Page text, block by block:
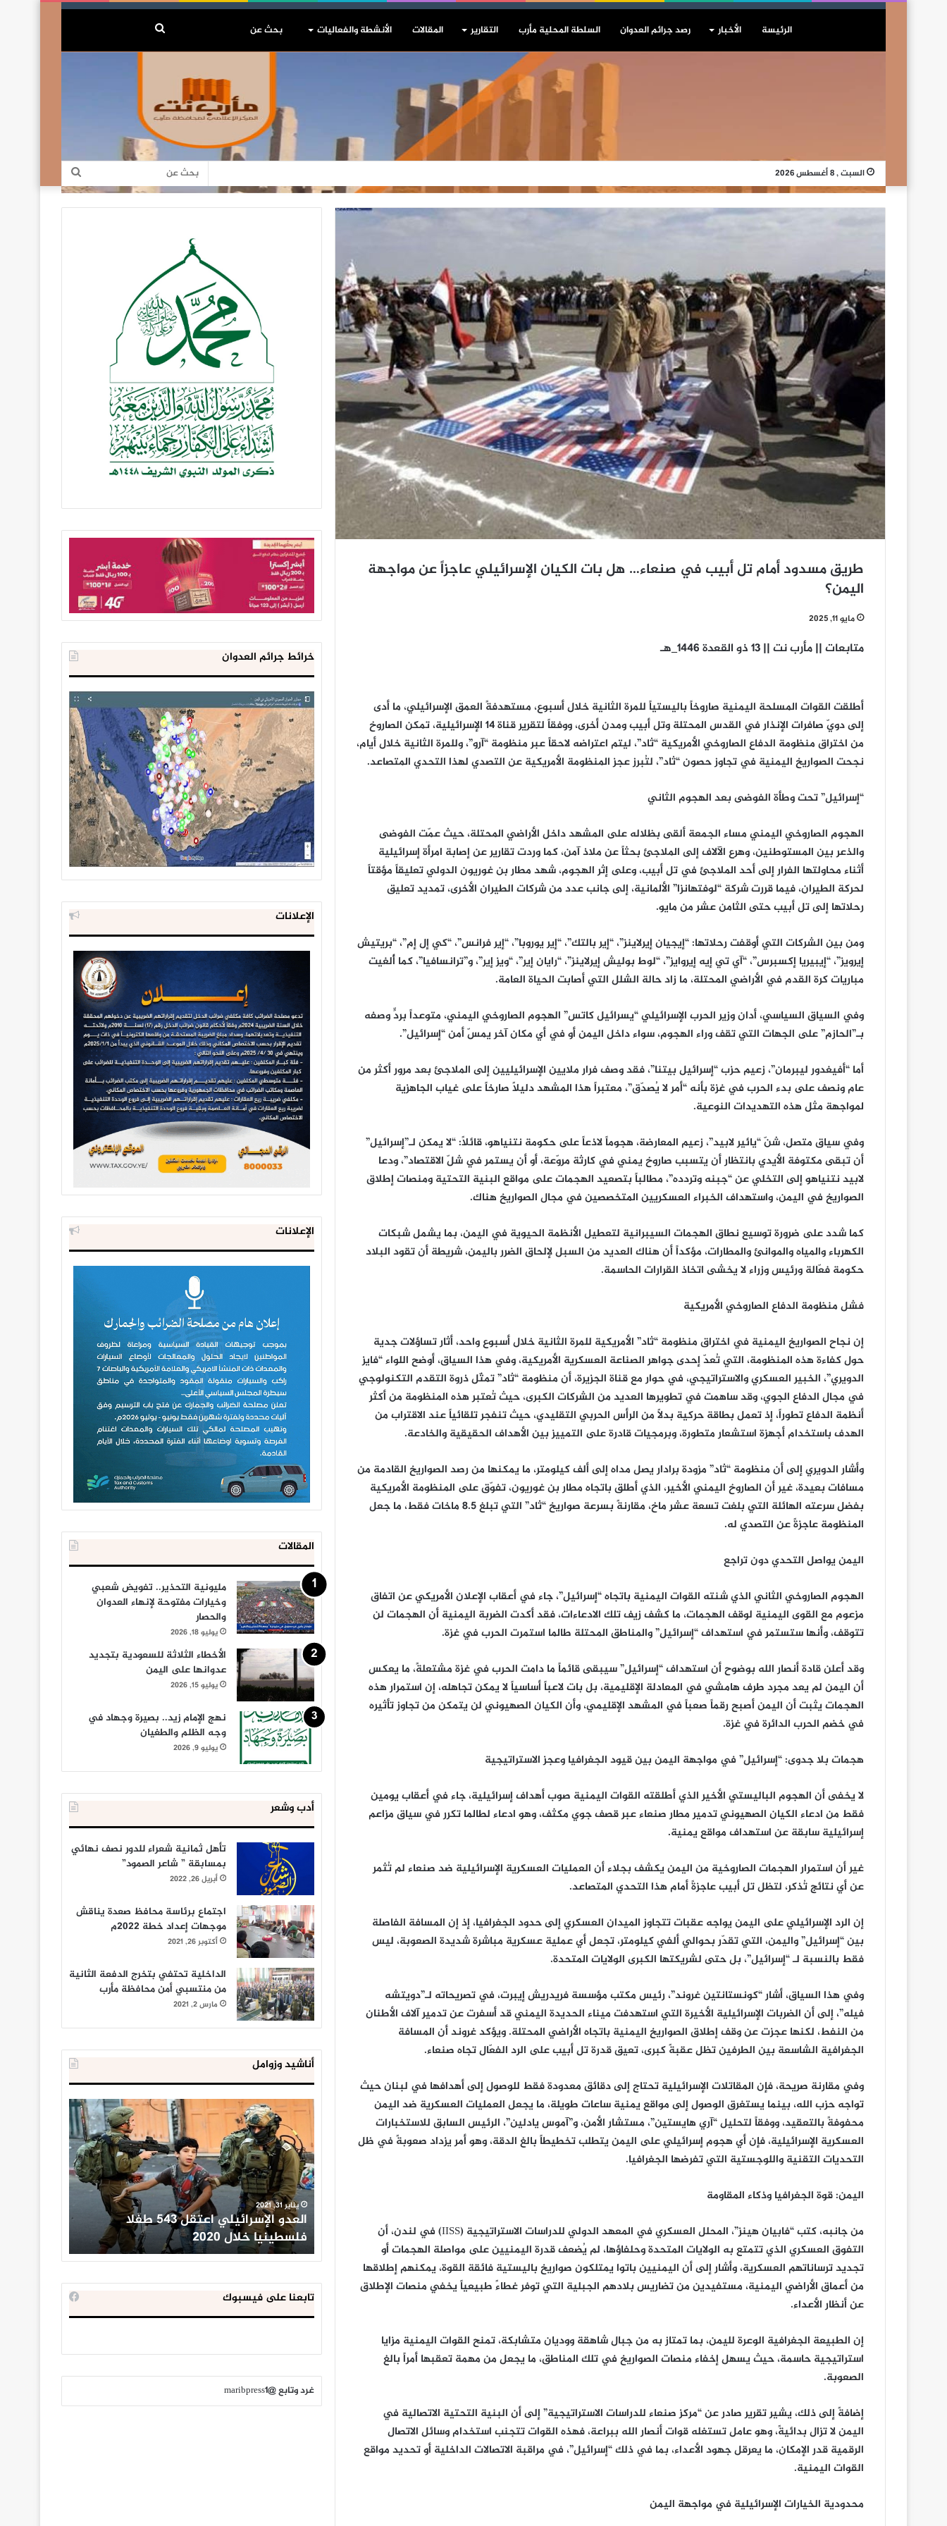
الرئيسة الأخبار رصد جرائم العدوان السلطة المحلية مأرب التقارير المقالات الأنشطة والفعاليات بحث
السبت , 8 أغسطس 2026
بحث
عن
طريق مسدود أمام تل أبيب في صنعاء… هل بات الکيان الإسرائيلي عاجزاً عن مواجهة
اليمن؟
مايو 11, 2025
متابعات || مأرب نت || 13 ذو القعدة 1446_ه‍ـ
أطلقت القوات المسلحة اليمنية صاروخاً باليستياً للمرة الثانية خلال أسبوع، مستهدفةً العمق الإسرائيلي، ما أدى
إلى دويّ صافرات الإنذار في القدس المحتلة وتل أبيب ومدن أخرى، ووفقاً لتقرير قناة 14 الإسرائيلية، تمكن الصاروخ
من اختراق منظومة الدفاع الصاروخي الأمريكية “ثاد”، ليتم اعتراضه لاحقاً عبر منظومة “آرو”، وللمرة الثانية خلال أيام،
نجحت الصواريخ اليمنية في تجاوز حصون “ثاد”، لتُبرز عجز المنظومة الأمريكية عن التصدي لهذا التحدي المتصاعد.
“إسرائيل” تحت وطأة الفوضى بعد الهجوم الثاني
الهجوم الصاروخي اليمني مساء الجمعة ألقى بظلاله على المشهد داخل الأراضي المحتلة، حيث عمّت الفوضى
والذعر بين المستوطنين، وهرع الآلاف إلى الملاجئ بحثاً عن ملاذ آمن، كما وردت تقارير عن إصابة امرأة إسرائيلية
أثناء محاولتها الفرار إلى أحد الملاجئ في تل أبيب، وعلى إثر الهجوم، شهد مطار بن غوريون الدولي تعليقاً مؤقتاً
لحركة الطيران، فيما قررت شركة “لوفتهانزا” الألمانية، إلى جانب عدد من شركات الطيران الأخرى، تمديد تعليق
رحلاتها إلى تل أبيب حتى الثامن عشر من مايو.
ومن بين الشركات التي أوقفت رحلاتها: “إيجيان إيرلاينز”، “إير بالتك”، “إير يوروبا”، “إير فرانس”، “كي إل إم”، “بريتيش
إيرويز”، “إيبيريا إكسبرس”، “آي تي إيه إيروايز”، “لوط بوليش إيرلاينز”، “رايان إير”، “ويز إير”، و”ترانسافيا”، كما أُلغيت
مباريات كرة القدم في الأراضي المحتلة، ما زاد حالة الشلل التي أصابت الحياة العامة.
وفي السياق السياسي، أدان وزير الحرب الإسرائيلي “يسرائيل كاتس” الهجوم الصاروخي اليمني، متوعداً بردٍّ وصفه
بـ”الحازم” على الجهات التي تقف وراء الهجوم، سواء داخل اليمن أو في أي مكان آخر يمسّ أمن “إسرائيل”.
أما “أفيغدور ليبرمان”، زعيم حزب “إسرائيل بيتنا”، فقد وصف فرار ملايين الإسرائيليين إلى الملاجئ بعد مرور أكثر من
عام ونصف على بدء الحرب في غزة بأنه “أمر لا يُصدّق”، معتبراً هذا المشهد دليلاً صارخاً على غياب الجاهزية
لمواجهة مثل هذه التهديدات النوعية.
وفي سياق متصل، شنّ “يائير لابيد”، زعيم المعارضة، هجوماً لاذعاً على حكومة نتنياهو، قائلاً: “لا يمكن لـ”إسرائيل”
أن تبقى مكتوفة الأيدي بانتظار أن يتسبب صاروخ يمني في كارثة مروّعة، أو أن يستمر في شلّ الاقتصاد”، ودعا
لابيد نتنياهو إلى التخلي عن “جبنه وتردده”، مطالباً بتصعيد الهجمات على مواقع البنية التحتية ومنصات إطلاق
الصواريخ في اليمن، واستهداف الخبراء العسكريين المتخصصين في مجال الصواريخ هناك.
كما شدد على ضرورة توسيع نطاق الهجمات السيبرانية لتعطيل الأنظمة الحيوية في اليمن، بما يشمل شبكات
الكهرباء والمياه والموانئ والمطارات، مؤكداً أن هناك العديد من السبل لإلحاق الضرر باليمن، شريطة أن تقود البلاد
حكومة فعّالة ورئيس وزراء لا يخشى اتخاذ القرارات الحاسمة.
فشل منظومة الدفاع الصاروخي الأمريكية
إن نجاح الصواريخ اليمنية في اختراق منظومة “ثاد” الأمريكية للمرة الثانية خلال أسبوع واحد، أثار تساؤلات جدية
حول كفاءة هذه المنظومة، التي تُعدّ إحدى جواهر الصناعة العسكرية الأمريكية، وفي هذا السياق، أوضح اللواء “فايز
الدويري”، الخبير العسكري والاستراتيجي، في حوار مع قناة الجزيرة، أن منظومة “ثاد” تمثّل ذروة التقدم التكنولوجي
في مجال الدفاع الجوي، وقد ساهمت في تطويرها العديد من الشركات الكبرى، حيث تُعتبر هذه المنظومة من أكثر
أنظمة الدفاع تطوراً، إذ تعمل بطاقة حركية بدلاً من الرأس الحربي التقليدي، حيث تنفجر تلقائياً عند الاقتراب من
الهدف باستخدام أجهزة استشعار متطورة، وبرمجيات قادرة على التمييز بين الأهداف الحقيقية والخادعة.
وأشار الدويري إلى أن منظومة “ثاد” مزودة برادار يصل مداه إلى ألف كيلومتر، ما يمكنها من رصد الصواريخ القادمة من
مسافات بعيدة، غير أن الصاروخ اليمني الأخير، الذي أطلق باتجاه مطار بن غوريون، تفوّق على المنظومة الأمريكية
بفضل سرعته الهائلة التي بلغت تسعة عشر ماخ، مقارنةً بسرعة صواريخ “ثاد” التي تبلغ 8.5 ماخات فقط، ما جعل
المنظومة عاجزةً عن التصدي له.
اليمن يواصل التحدي دون تراجع
الهجوم الصاروخي الثاني الذي شنته القوات اليمنية باتجاه “إسرائيل”، جاء في أعقاب الإعلان الأمريكي عن اتفاق
مزعوم مع القوى اليمنية لوقف الهجمات، ما كشف زيف تلك الادعاءات، فقد أكدت الضربة اليمنية أن الهجمات لن
تتوقف، وأنها ستستمر في استهداف “إسرائيل” والمناطق المحتلة طالما استمرت الحرب في غزة.
وقد أعلن قادة أنصار الله بوضوح أن استهداف “إسرائيل” سيبقى قائماً ما دامت الحرب في غزة مشتعلةً، ما يعكس
أن اليمن لم يعد مجرد طرف هامشي في المعادلة الإقليمية، بل بات لاعباً أساسياً لا يمكن تجاهله، إن استمرار هذه
الهجمات يثبت أن اليمن أصبح رقماً صعباً في المشهد الإقليمي، وأن الكيان الصهيوني لن يتمكن من تجاوز تأثيره
في خضم الحرب الدائرة في غزة.
هجمات بلا جدوى: “إسرائيل” في مواجهة اليمن بين قيود الجغرافيا وعجز الاستراتيجية
لا يخفى أن الهجوم الباليستي الأخير الذي أطلقته القوات اليمنية صوب أهداف إسرائيلية، جاء في أعقاب يومين
فقط من ادعاء الكيان الصهيوني تدمير مطار صنعاء عبر قصف جوي مكثف، وهو ادعاء لطالما تكرر في سياق مزاعم
إسرائيلية سابقة عن استهداف مواقع يمنية.
غير أن استمرار الهجمات الصاروخية من اليمن يكشف بجلاء أن العمليات العسكرية الإسرائيلية ضد صنعاء لم تُثمر
عن أي نتائج تُذكر، لتظل تل أبيب عاجزةً أمام هذا التحدي المتصاعد.
إن الرد الإسرائيلي على اليمن يواجه عقبات تتجاوز الميدان العسكري إلى حدود الجغرافيا، إذ إن المسافة الفاصلة
بين “إسرائيل” واليمن، التي تقدّر بحوالي ألفي كيلومتر، تجعل أي عملية عسكرية مباشرة شديدة الصعوبة، ليس
فقط بالنسبة لـ “إسرائيل”، بل حتى لشريكتها الكبرى الولايات المتحدة.
وفي هذا السياق، أشار “كونستانتين غروند”، رئيس مكتب مؤسسة فريدريش إيبرت، في تصريحاته لـ”دويتشه
فيله”، إلى أن الضربات الإسرائيلية الأخيرة التي استهدفت ميناء الحديدة اليمني قد أسفرت عن تدمير آلاف الأطنان
من النفط، لكنها عجزت عن وقف إطلاق الصواريخ اليمنية باتجاه الأراضي المحتلة. ويؤكد غروند أن المسافة
الجغرافية الشاسعة بين الطرفين تظل عقبةً كبرى، تعيق قدرة تل أبيب على الرد الفعّال تجاه صنعاء.
وفي مقارنة صريحة، فإن المقاتلات الإسرائيلية تحتاج إلى دقائق معدودة فقط للوصول إلى أهدافها في لبنان حيث
تواجه حزب الله، بينما يستغرق الوصول إلى مواقع يمنية ساعات طويلة، ما يجعل العمليات العسكرية ضد اليمن
محفوفةً بالتعقيد، ووفقاً لتحليل “آري هايستين”، مستشار الأمن، و”آموس يادلين”، الرئيس السابق للاستخبارات
العسكرية الإسرائيلية، فإن أي هجوم إسرائيلي على اليمن يتطلب تخطيطاً بالغ الدقة، وهو أمر يزداد صعوبةً في ظل
التحديات التقنية واللوجستية التي تفرضها الجغرافيا.
اليمن: قوة الجغرافيا وذكاء المقاومة
من جانبه، كتب “فابيان هينز”، المحلل العسكري في المعهد الدولي للدراسات الاستراتيجية (IISS) في لندن، أن
التفوق العسكري الذي تتمتع به الولايات المتحدة وحلفاؤها، لم يُضعف قدرة اليمنيين على مواصلة الهجمات أو
تجديد ترساناتهم العسكرية، وأشار إلى أن اليمنيين باتوا يمتلكون صواريخ باليستية فائقة القوة، يمكنهم إطلاقها
من أعماق الأراضي اليمنية، مستفيدين من تضاريس بلادهم الجبلية التي توفر غطاءً طبيعياً يخفي منصات الإطلاق
عن أنظار الأعداء.
إن الطبيعة الجغرافية الوعرة لليمن، بما تمتاز به من جبال شاهقة ووديان متشابكة، تمنح القوات اليمنية مزايا
استراتيجية حاسمة، حيث يسهل إخفاء منصات الصواريخ في تلك المناطق، ما يجعل من مهمة تعقبها أمراً بالغ
الصعوبة.
إضافةً إلى ذلك، يشير تقرير صادر عن “مركز صنعاء للدراسات الاستراتيجية” إلى أن البنية التحتية الاتصالية في
اليمن لا تزال بدائيةً، وهو عامل تستغله قوات أنصار الله ببراعة، فهذه القوات تتجنب استخدام وسائل الاتصال
الرقمية قدر الإمكان، ما يعرقل جهود الأعداء، بما في ذلك “إسرائيل”، في مراقبة الاتصالات الداخلية أو تحديد مواقع
القوات اليمنية.
محدودية الخيارات الإسرائيلية في مواجهة اليمن
خرائط جرائم العدوان
الإعلانات
الإعلانات
المقالات
مليونية التحذير.. تفويض شعبي
وخيارات مفتوحة لإنهاء العدوان
والحصار
يوليو 18, 2026
الأخطاء الثلاثة للسعودية بتجديد
عدوانها على اليمن
يوليو 15, 2026
نهج الإمام زيد.. بصيرة وجهاد في
وجه الظلم والطغيان
يوليو 9, 2026
أدب وشعر
تأهل ثمانية شعراء للدور نصف نهائي
بمسابقة ” شاعر الصمود”
أبريل 26, 2022
اجتماع برئاسة محافظ صعدة يناقش
موجهات إعداد خطة 2022م
أكتوبر 26, 2021
الداخلية تحتفي بتخرج الدفعة الثانية
من منتسبي أمن محافظة مأرب
مارس 2, 2021
أناشيد وزوامل
اجتماع
موسع
برئاسة
عضو
السياسي
الزايدي
أوضاع
محافظة
مأرب
وإحتياجاتها
يناير 10, 2023
اجتماع موسع برئاسة عضو السياسي الأعلى
وإحتياجاتها
زامل
||
«
يا
زامل || « يا رسول الله »
العدو
الإسرائيلي
اعتقل
543
طفلا
فلسطينيا
خلال
2020يناير 31, 2021
العدو الإسرائيلي اعتقل 543 طفلا
فلسطينيا خلال 2020
الداخلية
المصرية
تعلن
إحباط
‘مخطط
كبير’
تابعنا على فيسبوك
غرد وتابع @maribpress1